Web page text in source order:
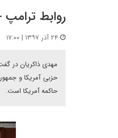
روابط
مهدی ذاکریان در
حزبی آمریکا و
حاکمه آمریکا است.